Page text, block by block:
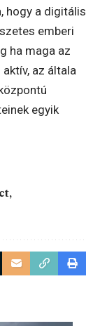
hogy a digitális
emberi
ha maga az
az általa
egyik